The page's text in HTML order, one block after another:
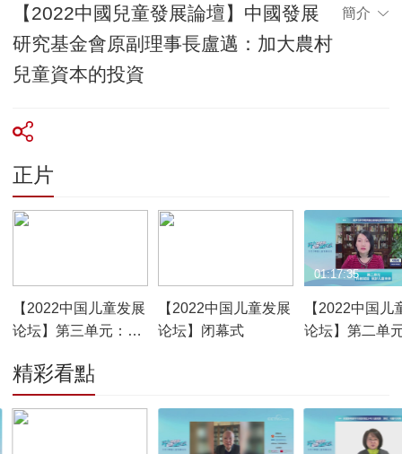
【2022中國兒童發展論壇】中國發展
研究基金會原副理事長盧邁：加大農村
兒童資本的投資
簡介
正片
【2022中国儿童发展
论坛】第三单元：强
【2022中国儿童发展
论坛】闭幕式
【2022中国儿
论坛】第二单
01:17:35
精彩看點